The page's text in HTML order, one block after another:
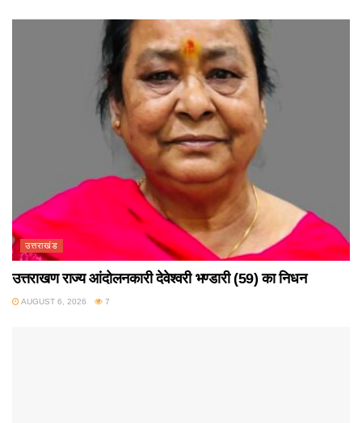
उत्तराखंड
उत्तराखण राज्य आंदोलनकारी देवेश्वरी भण्डारी (59) का निधन
AUGUST 6, 2026 7